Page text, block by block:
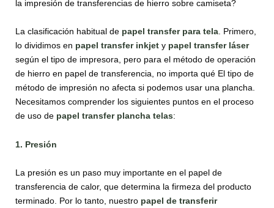
la impresión de transferencias de hierro sobre camiseta?
La clasificación habitual de papel transfer para tela. Primero,
lo dividimos en papel transfer inkjet y papel transfer láser
según el tipo de impresora, pero para el método de operación
de hierro en papel de transferencia, no importa qué El tipo de
método de impresión no afecta si podemos usar una plancha.
Necesitamos comprender los siguientes puntos en el proceso
de uso de papel transfer plancha telas:
1. Presión
La presión es un paso muy importante en el papel de
transferencia de calor, que determina la firmeza del producto
terminado. Por lo tanto, nuestro papel de transferir